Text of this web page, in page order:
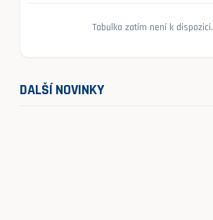
Tabulka zatím není k dispozici.
DALŠÍ NOVINKY